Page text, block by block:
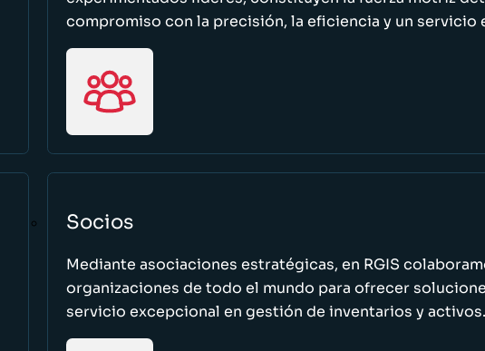
compromiso con la precisión, la eficiencia y un servicio
Socios
Mediante asociaciones estratégicas, en RGIS
organizaciones de todo el mundo para ofrecer
servicio excepcional en gestión de inventarios y activos.